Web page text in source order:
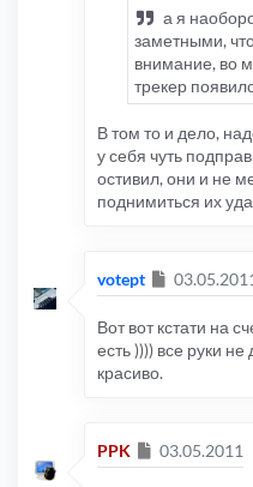
а я
заметными,
внимание, во
трекер
В том то и дело,
у себя чуть
остивил, они и не
поднимиться их
votept
Вот вот кстати на
есть )))) все руки
красиво.
PPK Сообщение
03.05.2011